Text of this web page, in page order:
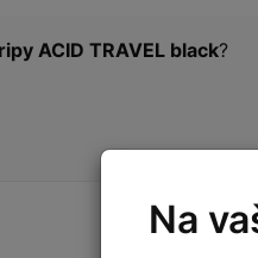
ACID TRAVEL black?
Na